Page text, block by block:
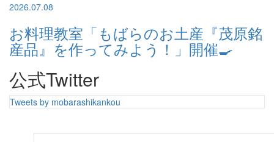
2026.07.08
お料理教室「もばらのお土産『茂原銘
産品』を作ってみよう！」開催🍳
公式Twitter
Tweets by mobarashikankou